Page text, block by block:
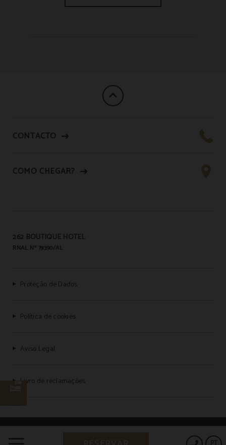
CONTACTO
COMO CHEGAR?
262 BOUTIQUE HOTEL
RNAL Nº 79390/AL
Proteção de Dados
Política de cookies
Aviso Legal
Livro de reclamações